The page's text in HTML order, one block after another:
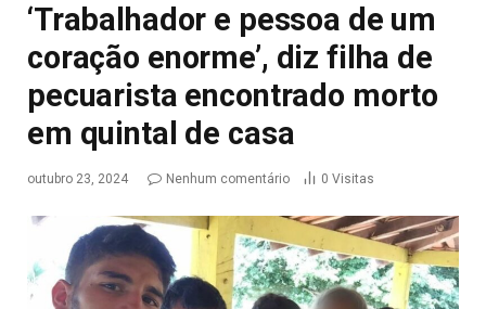
‘Trabalhador e pessoa de um
coração enorme’, diz filha de
pecuarista encontrado morto
em quintal de casa
outubro 23, 2024 Nenhum comentário 0 Visitas